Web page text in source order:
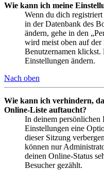
Wie kann ich meine
Wenn du dich
in der Datenbank des
ändern, gehe in den
wird meist oben auf der
Benutzernamen klickst.
Einstellungen ändern.
Nach oben
Wie kann ich verhindern,
Online-Liste auftaucht?
In deinem persönlichen
Einstellungen eine
dieser Sitzung
können nur
deinen Online-Status
Besucher gezählt.